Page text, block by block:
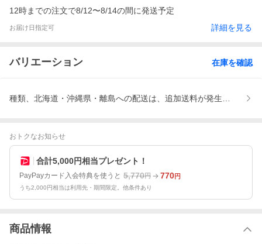
12時までの注文で8/12〜8/14の間に発送予定
お届け日指定可 詳細を見る
バリエーション 在庫を確認
種類、北海道・沖縄県・離島への配送は、追加送料が発生します
おトクなお知らせ
合計5,000円相当プレゼント！
PayPayカード入会特典を使うと 5,770円 770円
うち2,000円相当は利用先・期間限定。他条件あり
商品情報